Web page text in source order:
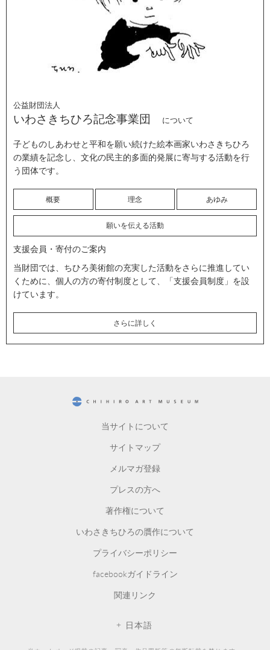
公益財団法人
いわさきちひろ記念事業団 について
子どものしあわせと平和を願い続けた絵本画家いわさきちひろ
の業績を記念し、文化の民主的多面的発展に寄与する活動を行
う団体です。
概要 理念 あゆみ
願いを伝える活動
支援会員・寄付のご案内
当財団では、ちひろ美術館の充実した活動をさらに推進してい
くために、個人の方の寄付制度として、「支援会員制度」を設
けています。
さらに詳しく
当サイトについて
サイトマップ
メルマガ登録
プレスの方へ
著作権について
いわさきちひろの贋作について
プライバシーポリシー
facebookガイドライン
関連リンク
日本語